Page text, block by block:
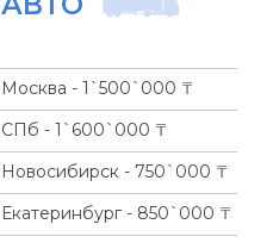
Москва - 1`500`000 ₸
СПб - 1`600`000 ₸
Новосибирск - 750`000 ₸
Екатеринбург - 850`000 ₸